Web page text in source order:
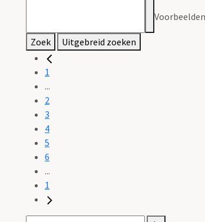
Zoek Uitgebreid zoeken
1
...
2
3
4
5
6
...
1